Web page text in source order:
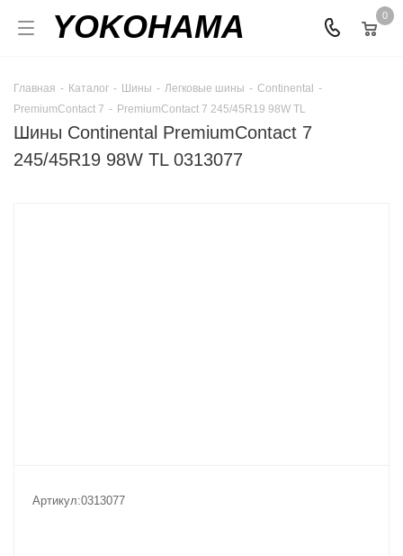
YOKOHAMA 0
Главная - Каталог - Шины - Легковые шины - Continental -
PremiumContact 7 - PremiumContact 7 245/45R19 98W TL
Шины Continental PremiumContact 7
245/45R19 98W TL 0313077
Артикул:0313077